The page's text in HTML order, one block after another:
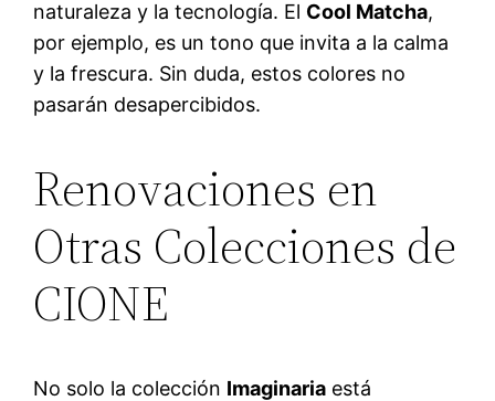
naturaleza y la tecnología. El Cool Matcha,
por ejemplo, es un tono que invita a la calma
y la frescura. Sin duda, estos colores no
pasarán desapercibidos.
Renovaciones en
Otras Colecciones de
CIONE
No solo la colección Imaginaria está